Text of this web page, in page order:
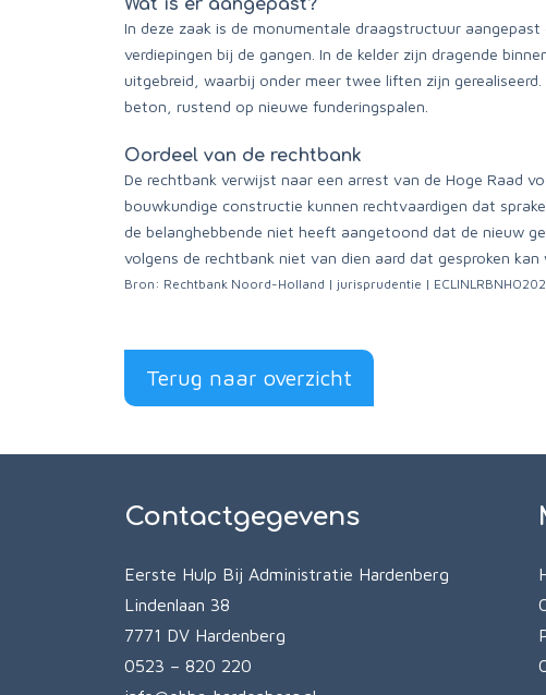
Wat is er aangepast?
In deze zaak is de monumentale draagstructuur
verdiepingen bij de gangen. In de kelder zijn dragende
uitgebreid, waarbij onder meer twee liften zijn
beton, rustend op nieuwe funderingspalen.
Oordeel van de rechtbank
De rechtbank verwijst naar een arrest van de Hoge Raad
bouwkundige constructie kunnen rechtvaardigen dat
de belanghebbende niet heeft aangetoond dat de nieuw
volgens de rechtbank niet van dien aard dat gesproken
Bron: Rechtbank Noord-Holland | jurisprudentie |
Terug naar overzicht
Contactgegevens
Eerste Hulp Bij Administratie Hardenberg
Lindenlaan 38
7771 DV Hardenberg
0523 – 820 220